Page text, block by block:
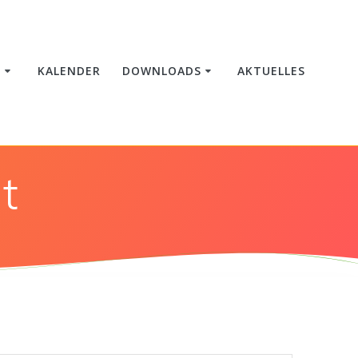
KALENDER DOWNLOADS AKTUELLES